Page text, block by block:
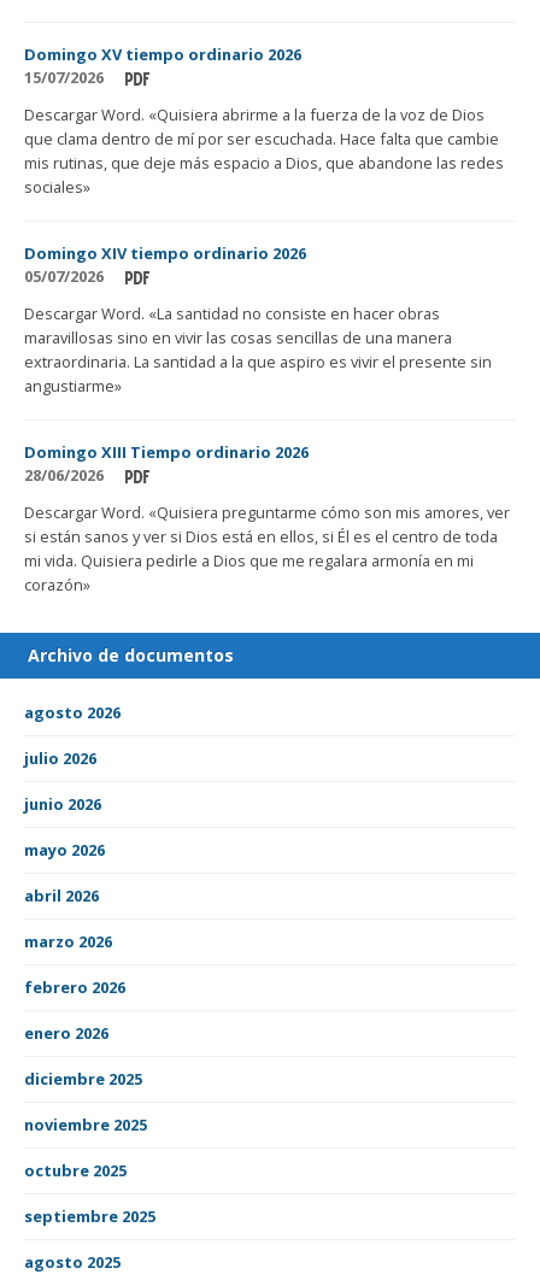
Domingo XV tiempo ordinario 2026
15/07/2026
Descargar Word. «Quisiera abrirme a la fuerza de la voz de Dios
que clama dentro de mí por ser escuchada. Hace falta que cambie
mis rutinas, que deje más espacio a Dios, que abandone las redes
sociales»
Domingo XIV tiempo ordinario 2026
05/07/2026
Descargar Word. «La santidad no consiste en hacer obras
maravillosas sino en vivir las cosas sencillas de una manera
extraordinaria. La santidad a la que aspiro es vivir el presente sin
angustiarme»
Domingo XIII Tiempo ordinario 2026
28/06/2026
Descargar Word. «Quisiera preguntarme cómo son mis amores, ver
si están sanos y ver si Dios está en ellos, si Él es el centro de toda
mi vida. Quisiera pedirle a Dios que me regalara armonía en mi
corazón»
Archivo de documentos
agosto 2026
julio 2026
junio 2026
mayo 2026
abril 2026
marzo 2026
febrero 2026
enero 2026
diciembre 2025
noviembre 2025
octubre 2025
septiembre 2025
agosto 2025